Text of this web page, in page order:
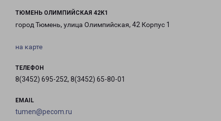
ТЮМЕНЬ ОЛИМПИЙСКАЯ 42К1
город Тюмень, улица Олимпийская, 42 Корпус 1
на карте
ТЕЛЕФОН
8(3452) 695-252, 8(3452) 65-80-01
EMAIL
tumen@pecom.ru